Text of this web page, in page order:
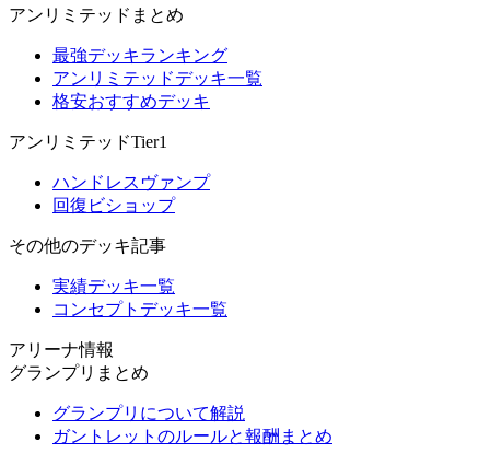
アンリミテッドまとめ
最強デッキランキング
アンリミテッドデッキ一覧
格安おすすめデッキ
アンリミテッドTier1
ハンドレスヴァンプ
回復ビショップ
その他のデッキ記事
実績デッキ一覧
コンセプトデッキ一覧
アリーナ情報
グランプリまとめ
グランプリについて解説
ガントレットのルールと報酬まとめ